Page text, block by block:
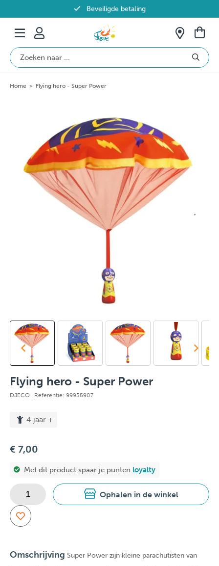
Beveiligde betaling
Gratis verzending vanaf €69 in België
Home > Flying hero - Super Power
Flying hero - Super Power
DJECO | Referentie: 99935907
4 jaar +
€ 7,00
Met dit product spaar je punten loyalty
Ophalen in de winkel
Omschrijving Super Power zijn kleine parachutisten van